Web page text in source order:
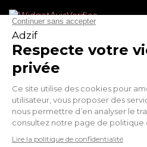
Conditions
Politique de